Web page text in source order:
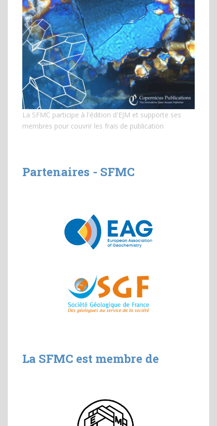
La SFMC participe à l'édition d'EJM et supporte ses
membres pour couvrir les frais de publication
Partenaires - SFMC
La SFMC est membre de